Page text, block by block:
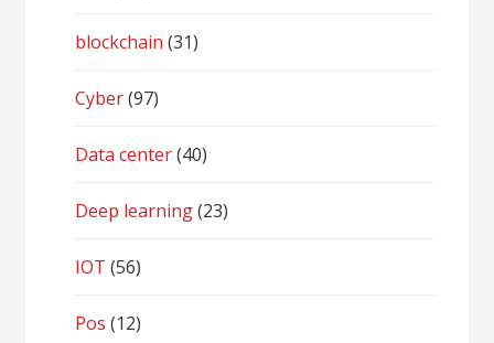
blockchain (31)
Cyber(97)
Data center(40)
Deep learning(23)
IOT (56)
Pos (12)